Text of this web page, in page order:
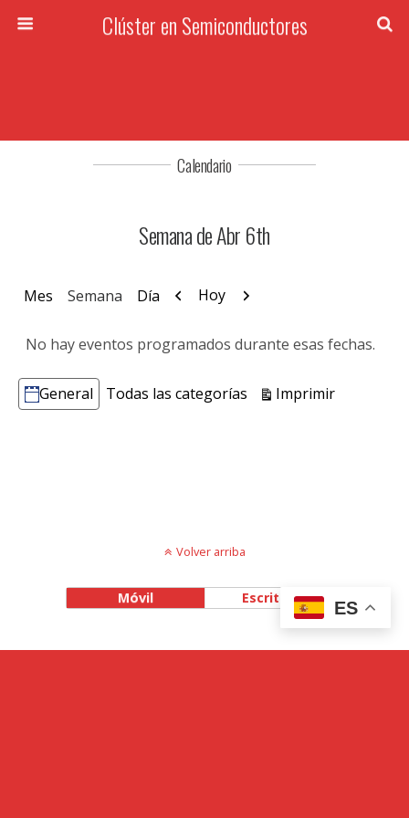
Clúster en Semiconductores
Calendario
Semana de Abr 6th
Mes Semana Día Anterior
Hoy Siguiente
No hay eventos programados durante esas fechas.
Categorías
General Todas las categorías ImprimirVistas
Volver arriba
Móvil Escritorio
ES